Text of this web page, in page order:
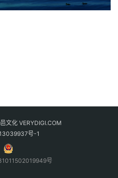
文化 VERYDIGI.COM
号-1
号